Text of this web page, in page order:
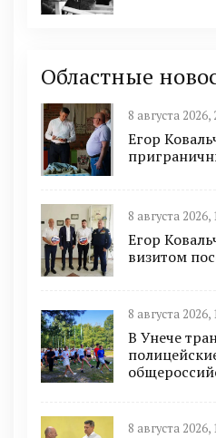
Областные
8 августа 2026,
Егор
8 августа 2026,
Егор
визитом
8 августа 2026,
В Унече
8 августа 2026,